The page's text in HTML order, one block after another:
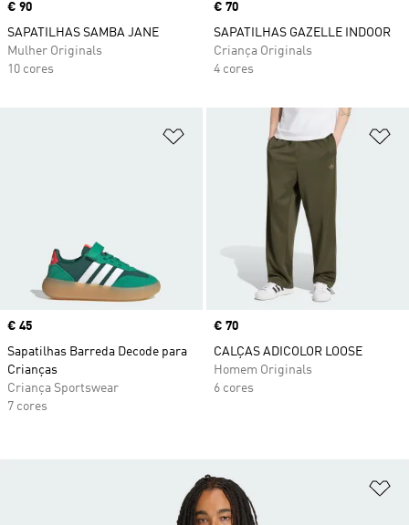
Price
€ 90
SAPATILHAS SAMBA JANE
Mulher Originals
10 cores
Price
€ 70
SAPATILHAS GAZELLE INDOOR
Criança Originals
4 cores
Adicionar à Lista de Desejos
Price
€ 45
Sapatilhas Barreda Decode para
Crianças
Criança Sportswear
7 cores
Price
€ 70
CALÇAS ADICOLOR LOOSE
Homem Originals
6 cores